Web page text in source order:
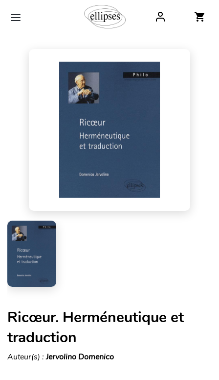
Ricœur. Herméneutique et
traduction
Auteur(s) :Jervolino Domenico